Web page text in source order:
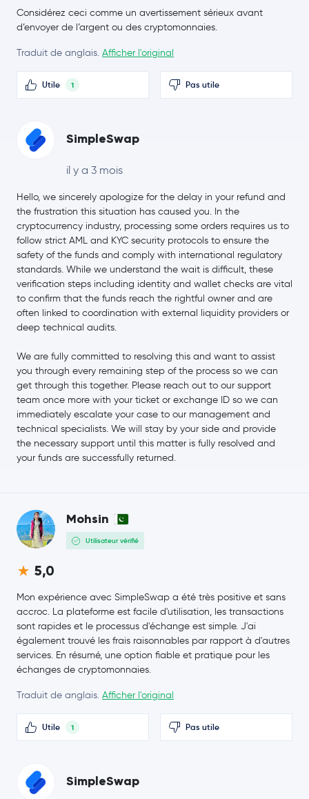
Maker MKR
Solana
Terra LUNA
Considérez ceci comme un avertissement sérieux avant
d’envoyer de l’argent ou des cryptomonnaies.
Traduit de anglais. Afficher l'original
Utile 1 Pas utile
SimpleSwap
il y a 3 mois
Hello, we sincerely apologize for the delay in your refund and
the frustration this situation has caused you. In the
cryptocurrency industry, processing some orders requires us to
follow strict AML and KYC security protocols to ensure the
safety of the funds and comply with international regulatory
standards. While we understand the wait is difficult, these
verification steps including identity and wallet checks are vital
to confirm that the funds reach the rightful owner and are
often linked to coordination with external liquidity providers or
deep technical audits.
We are fully committed to resolving this and want to assist
you through every remaining step of the process so we can
get through this together. Please reach out to our support
team once more with your ticket or exchange ID so we can
immediately escalate your case to our management and
technical specialists. We will stay by your side and provide
the necessary support until this matter is fully resolved and
your funds are successfully returned.
Mohsin
Utilisateur vérifié
5,0
Mon expérience avec SimpleSwap a été très positive et sans
accroc. La plateforme est facile d'utilisation, les transactions
sont rapides et le processus d'échange est simple. J'ai
également trouvé les frais raisonnables par rapport à d'autres
services. En résumé, une option fiable et pratique pour les
échanges de cryptomonnaies.
Traduit de anglais. Afficher l'original
Utile 1 Pas utile
SimpleSwap